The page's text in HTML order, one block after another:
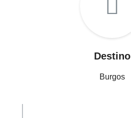
Destino
Burgos